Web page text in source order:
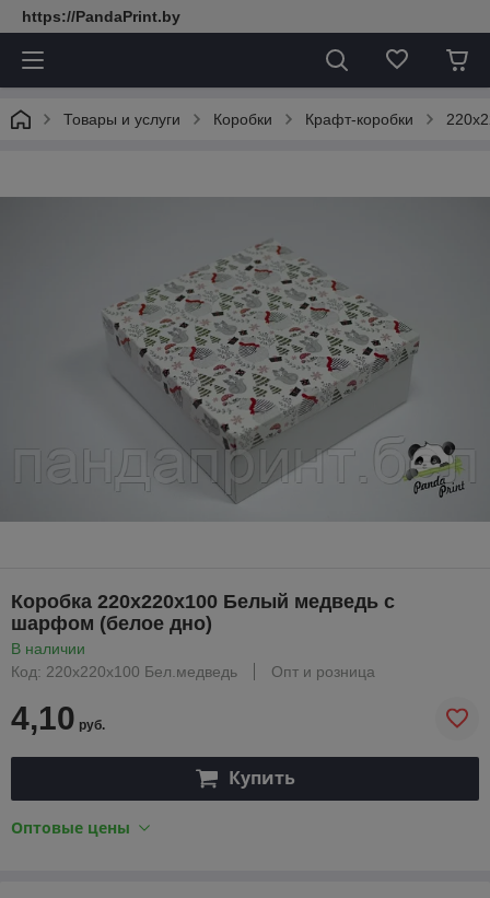
https://PandaPrint.by
Товары и услуги Коробки Крафт-коробки
Коробка 220х220х100 Белый медведь с
шарфом (белое дно)
В наличии
Код: 220х220х100 Бел.медведь
Опт и розница
4,10 руб.
Купить
Оптовые цены